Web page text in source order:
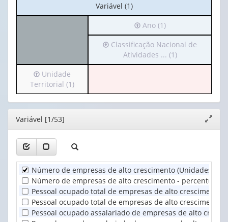
No
cabeçalho:
(1)
Variável (1)
Irá
para
o
cabeçalho
(possui
valor):
Ano (1)
Irá
o
apenas
1
Atividades
(1)
Classificação Nacional de
Atividades ... (1)
Irá
para
o
cabeçalho
(possui
apenas
valor):
Unidade
Territorial
(1)
Unidade
Territorial (1)
Editor
janela
Variável [1/53]
Número de empresas de alto crescimento (Unidades)
Número de empresas de alto crescimento - percentual
Pessoal ocupado total de empresas de alto crescimento
Pessoal ocupado total de empresas de alto crescimento
Pessoal ocupado assalariado de empresas de alto